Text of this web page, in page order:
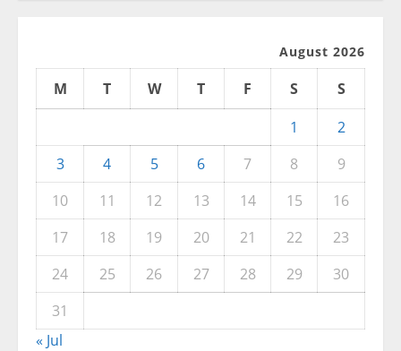
August 2026
M T W T F S
S
1
2
3
4 5 6 7 8
9
10
11 12 13 14 15
16
17
18 19 20 21 22
23
24
25 26 27 28 29
30
31
« Jul